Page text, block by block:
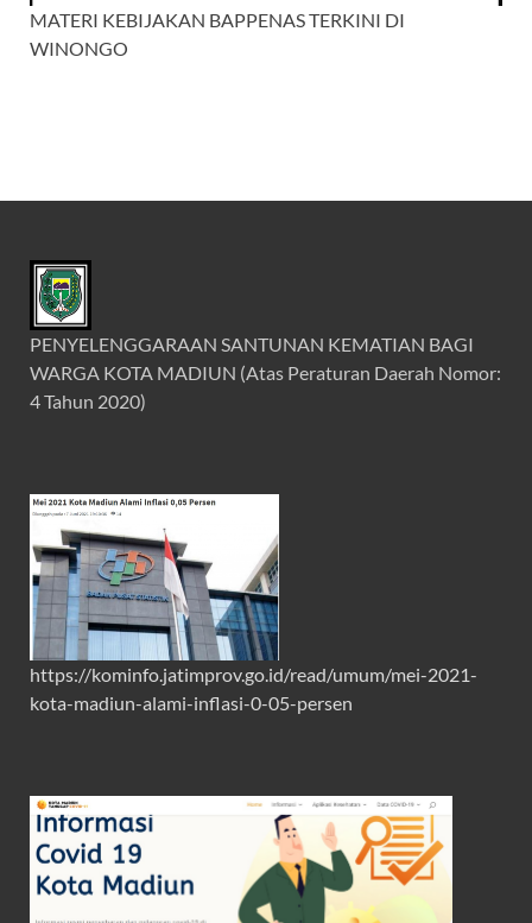
MATERI KEBIJAKAN BAPPENAS TERKINI DI
WINONGO
PENYELENGGARAAN SANTUNAN KEMATIAN BAGI
WARGA KOTA MADIUN (Atas Peraturan Daerah Nomor:
4 Tahun 2020)
https://kominfo.jatimprov.go.id/read/umum/mei-2021-
kota-madiun-alami-inflasi-0-05-persen